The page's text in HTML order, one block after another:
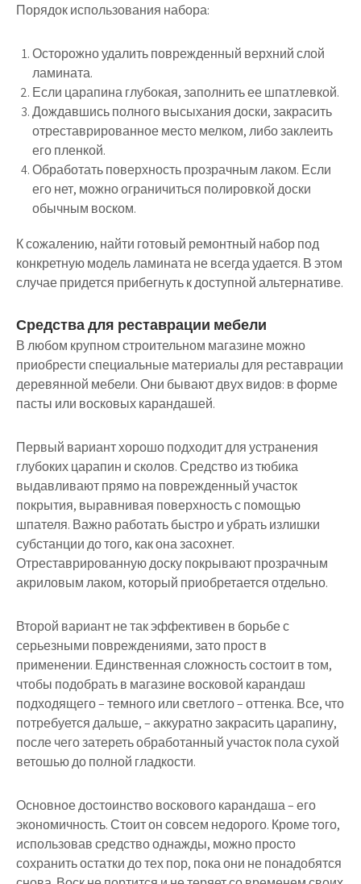
Порядок использования набора:
Осторожно удалить поврежденный верхний слой
ламината.
Если царапина глубокая, заполнить ее шпатлевкой.
Дождавшись полного высыхания доски, закрасить
отреставрированное место мелком, либо заклеить
его пленкой.
Обработать поверхность прозрачным лаком. Если
его нет, можно ограничиться полировкой доски
обычным воском.
К сожалению, найти готовый ремонтный набор под
конкретную модель ламината не всегда удается. В этом
случае придется прибегнуть к доступной альтернативе.
Средства для реставрации мебели
В любом крупном строительном магазине можно
приобрести специальные материалы для реставрации
деревянной мебели. Они бывают двух видов: в форме
пасты или восковых карандашей.
Первый вариант хорошо подходит для устранения
глубоких царапин и сколов. Средство из тюбика
выдавливают прямо на поврежденный участок
покрытия, выравнивая поверхность с помощью
шпателя. Важно работать быстро и убрать излишки
субстанции до того, как она засохнет.
Отреставрированную доску покрывают прозрачным
акриловым лаком, который приобретается отдельно.
Второй вариант не так эффективен в борьбе с
серьезными повреждениями, зато прост в
применении. Единственная сложность состоит в том,
чтобы подобрать в магазине восковой карандаш
подходящего – темного или светлого – оттенка. Все, что
потребуется дальше, – аккуратно закрасить царапину,
после чего затереть обработанный участок пола сухой
ветошью до полной гладкости.
Основное достоинство воскового карандаша – его
экономичность. Стоит он совсем недорого. Кроме того,
использовав средство однажды, можно просто
сохранить остатки до тех пор, пока они не понадобятся